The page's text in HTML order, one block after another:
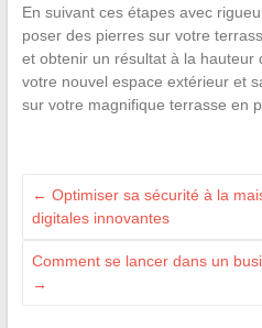
En suivant ces étapes avec
poser des pierres sur votre
et obtenir un résultat à la hauteur
votre nouvel espace extérieur et
sur votre magnifique terrasse en
← Optimiser sa sécurité à la
digitales innovantes
Comment se lancer dans un
→